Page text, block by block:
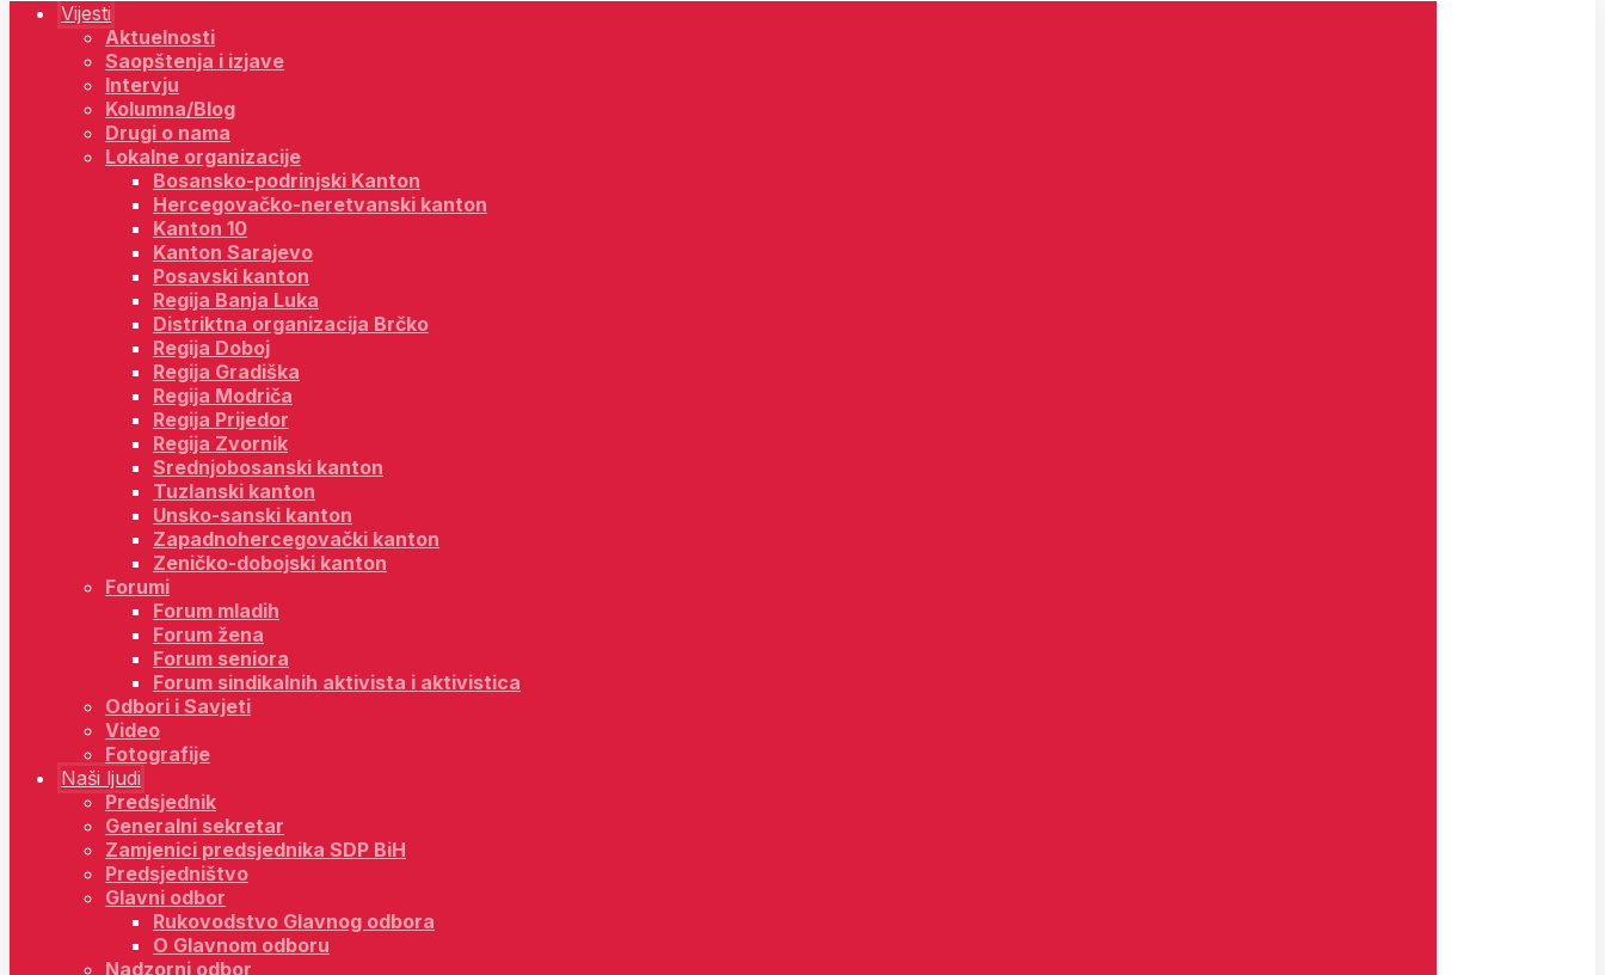
Vijesti
Aktuelnosti
Saopštenja i izjave
Intervju
Kolumna/Blog
Drugi o nama
Lokalne organizacije
Bosansko-podrinjski Kanton
Hercegovačko-neretvanski kanton
Kanton 10
Kanton Sarajevo
Posavski kanton
Regija Banja Luka
Distriktna organizacija Brčko
Regija Doboj
Regija Gradiška
Regija Modriča
Regija Prijedor
Regija Zvornik
Srednjobosanski kanton
Tuzlanski kanton
Unsko-sanski kanton
Zapadnohercegovački kanton
Zeničko-dobojski kanton
Forumi
Forum mladih
Forum žena
Forum seniora
Forum sindikalnih aktivista i aktivistica
Odbori i Savjeti
Video
Fotografije
Naši ljudi
Predsjednik
Generalni sekretar
Zamjenici predsjednika SDP BiH
Predsjedništvo
Glavni odbor
Rukovodstvo Glavnog odbora
O Glavnom odboru
Nadzorni odbor